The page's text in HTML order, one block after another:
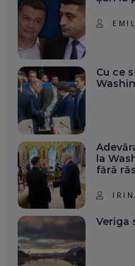
Cu ce
la
fără
Veriga